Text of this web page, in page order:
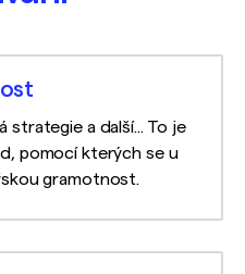
strategie a další... To je
pomocí kterých se u
gramotnost.